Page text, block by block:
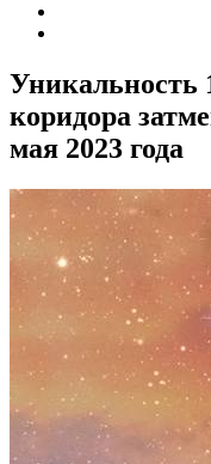
Уникальность
коридора
мая 2023 года